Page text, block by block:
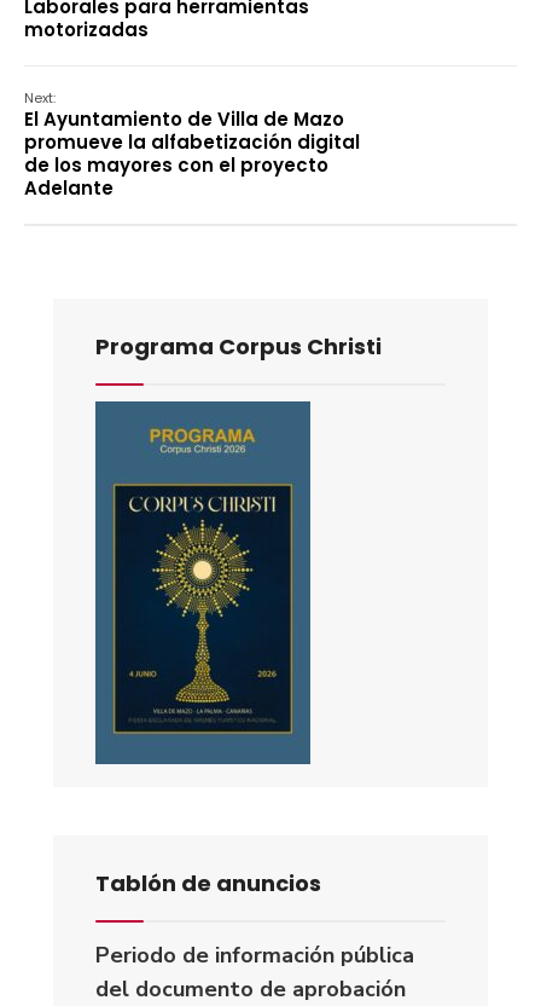
Laborales para herramientas
motorizadas
Next:
El Ayuntamiento de Villa de Mazo
promueve la alfabetización digital
de los mayores con el proyecto
Adelante
Programa Corpus Christi
Tablón de anuncios
Periodo de información pública
del documento de aprobación